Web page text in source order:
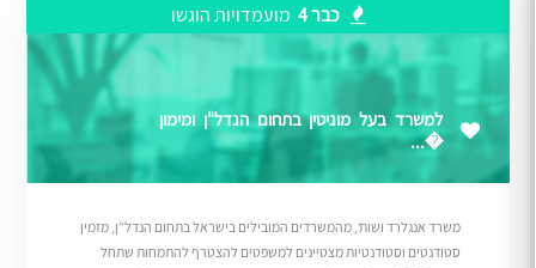
כבר 4 מועמדויות הוגשו
למשרד בעל מוניטין בתחום הנדל"ן ומימון
�...
משרד אנגלרד ושות’, מהמשרדים המובילים בישראל בתחום הנדל”ן, מזמין
סטודנטים וסטודנטיות מצטיינים למשפטים להצטרף להתמחות שתחל